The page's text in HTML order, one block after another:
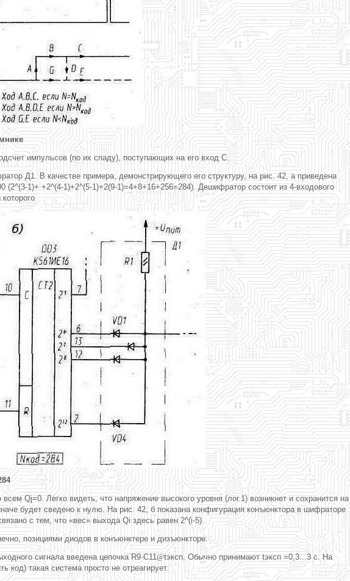
импульсов (по их спаду), поступающих на его вход С.
Д1. В качестве примера, демонстрирующего его структуру, на рис. 42, а приведена
1)+ +2^(4-1)+2^(5-1)+2(9-1)=4+8+16+256=284). Дешифратор состоит из 4-входового
Qj=0. Легко видеть, что напряжение высокого уровня (лог.1) возникнет и сохранится на
будет сведено к нулю. На рис. 42, б показана конфигурация конъюнктора в шифраторе
с тем, что «вес» выхода Qi здесь равен 2^(i-5).
позициями диодов в конъюнктере и дизъюнкторе.
сигнала введена цепочка R9·C11@tэксп. Обычно принимают tэксп =0,3...3 с. На
код) такая система просто не отреагирует.